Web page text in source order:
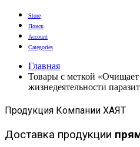
Store
Поиск
Account
Categories
Главная
Товары с меткой «Очищает
жизнедеятельности
Продукция Компании ХАЯТ
Доставка продукции